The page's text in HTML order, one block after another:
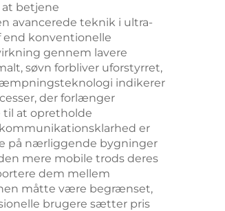
betjene
avancerede teknik i ultra-
konventionelle
gennem lavere
søvn forbliver uforstyrret,
indikerer
der forlænger
til at opretholde
er
på nærliggende bygninger
mere mobile trods deres
dem mellem
måtte være begrænset,
brugere sætter pris